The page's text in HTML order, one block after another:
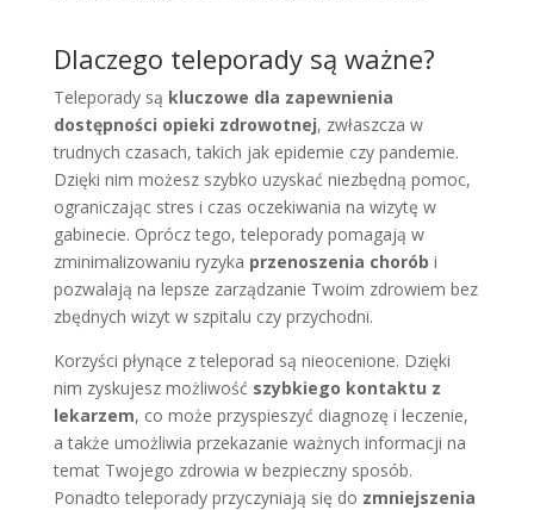
Dlaczego teleporady są ważne?
Teleporady są kluczowe dla zapewnienia
dostępności opieki zdrowotnej, zwłaszcza w
trudnych czasach, takich jak epidemie czy pandemie.
Dzięki nim możesz szybko uzyskać niezbędną pomoc,
ograniczając stres i czas oczekiwania na wizytę w
gabinecie. Oprócz tego, teleporady pomagają w
zminimalizowaniu ryzyka przenoszenia chorób i
pozwalają na lepsze zarządzanie Twoim zdrowiem bez
zbędnych wizyt w szpitalu czy przychodni.
Korzyści płynące z teleporad są nieocenione. Dzięki
nim zyskujesz możliwość szybkiego kontaktu z
lekarzem, co może przyspieszyć diagnozę i leczenie,
a także umożliwia przekazanie ważnych informacji na
temat Twojego zdrowia w bezpieczny sposób.
Ponadto teleporady przyczyniają się do zmniejszenia